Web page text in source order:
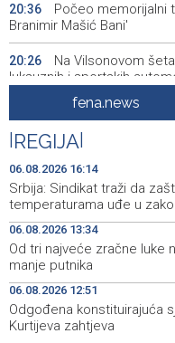
20:36
Počeo memorijalni
Branimir Mašić Bani'
20:26
Na Vilsonovom
luksuznih i sportskih
Announcement of
19:55
Drugi Festival bakri
Livna
19:45
Novi Travnik
heritage project
19:33
Crishock: OHR
political stakeholders in BiH
19:32
Velika nagrada
2028. godine
fena.news
REGIJA
06.08.2026 16:14
Srbija: Sindikat traži da
temperaturama uđe u
06.08.2026 13:34
Od tri najveće zračne luke
manje putnika
06.08.2026 12:51
Odgođena konstituirajuća
Kurtijeva zahtjeva